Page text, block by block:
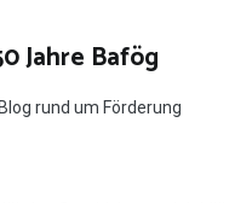
Jahre Bafög
rund um Förderung